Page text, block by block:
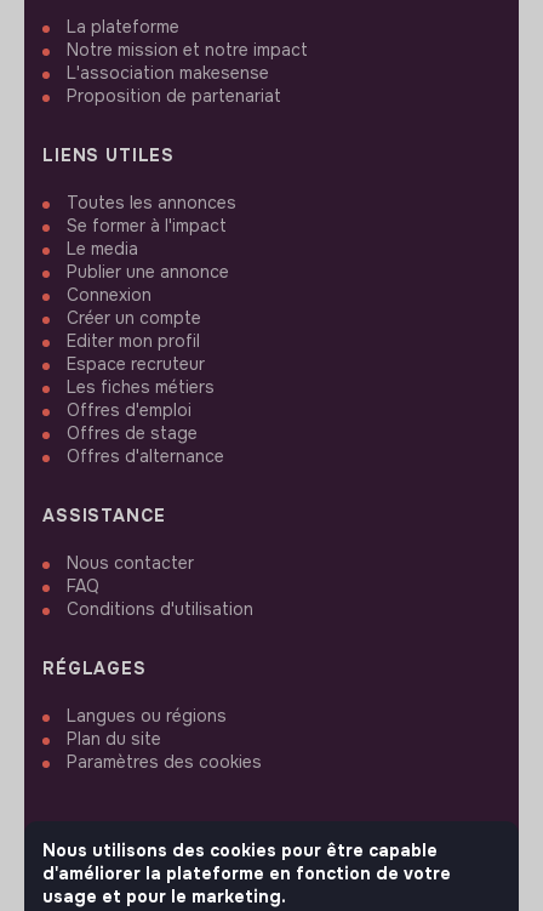
La plateforme
Notre mission et notre impact
L'association makesense
Proposition de partenariat
LIENS UTILES
Toutes les annonces
Se former à l'impact
Le media
Publier une annonce
Connexion
Créer un compte
Editer mon profil
Espace recruteur
Les fiches métiers
Offres d'emploi
Offres de stage
Offres d'alternance
ASSISTANCE
Nous contacter
FAQ
Conditions d'utilisation
RÉGLAGES
Langues ou régions
Plan du site
Paramètres des cookies
SUIVEZ-NOUS
Nous utilisons des cookies pour être capable
d'améliorer la plateforme en fonction de votre
usage et pour le marketing.